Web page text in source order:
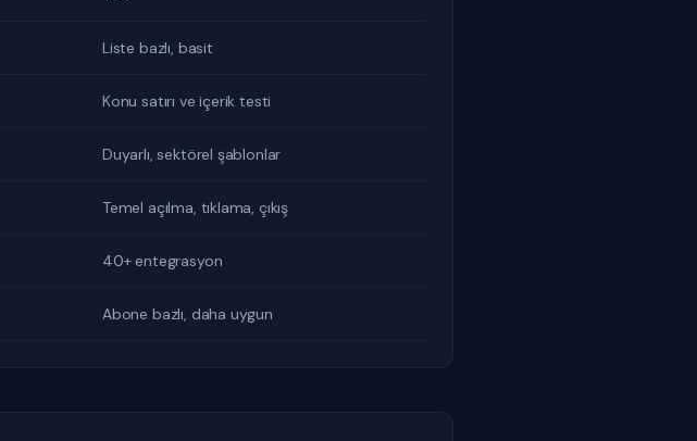
Liste bazlı, basit
Konu satırı ve içerik testi
Duyarlı, sektörel şablonlar
Temel açılma, tıklama, çıkış
40+ entegrasyon
Abone bazlı, daha uygun